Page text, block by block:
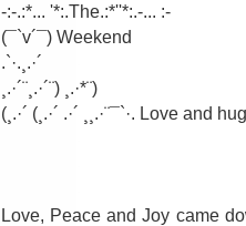
-:-.:*... '*:.The.:*''*:.-... :-
(¯`v´¯) Weekend
.`·.¸.·´
¸.·´¨¸.·´¨) ¸.·*¨)
(¸.·´ (¸.·´ .·´ ¸¸.·¨¯`·. Love and
Love, Peace and Joy came